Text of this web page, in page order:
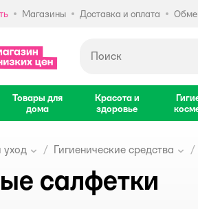
доставки.
Магазины Доставка и оплата
Товары для
дома
Красота и
здоровье
уход Гигиенические средства
салфетки